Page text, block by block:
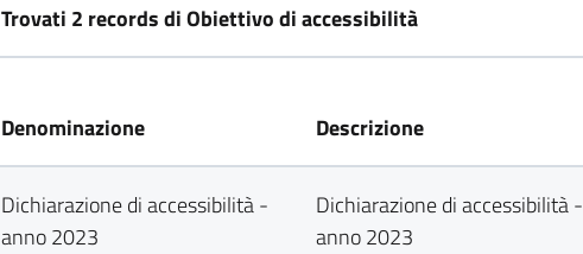
Trovati 2 records di Obiettivo di accessibilità
Denominazione Descrizione
Dichiarazione di accessibilità -
anno 2023
Dichiarazione di accessibilità -
anno 2023